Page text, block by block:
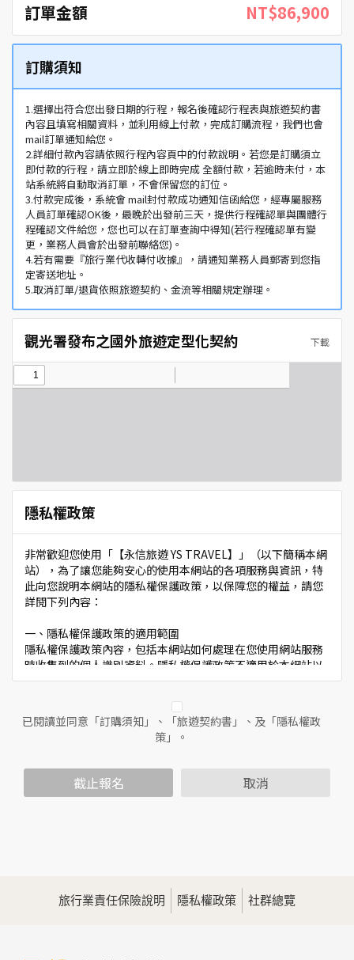
訂單金額 NT$86,900
訂購須知
1.選擇出符合您出發日期的行程，報名後確認行程表與旅遊契約書
內容且填寫相關資料，並利用線上付款，完成訂購流程，我們也會
mail訂單通知給您。
2.詳細付款內容請依照行程內容頁中的付款說明。若您是訂購須立
即付款的行程，請立即於線上即時完成 全額付款，若逾時未付，本
站系統將自動取消訂單，不會保留您的訂位。
3.付款完成後，系統會 mail封付款成功通知信函給您，經專屬服務
人員訂單確認OK後，最晚於出發前三天，提供行程確認單與團體行
程確認文件給您，您也可以在訂單查詢中得知(若行程確認單有變
更，業務人員會於出發前聯絡您)。
4.若有需要『旅行業代收轉付收據』，請通知業務人員郵寄到您指
定寄送地址。
5.取消訂單/退貨依照旅遊契約、金流等相關規定辦理。
觀光署發布之國外旅遊定型化契約 下載
隱私權政策
非常歡迎您使用「【永信旅遊 YS TRAVEL】」（以下簡稱本網
站），為了讓您能夠安心的使用本網站的各項服務與資訊，特
此向您說明本網站的隱私權保護政策，以保障您的權益，請您
詳閱下列內容：
一、隱私權保護政策的適用範圍
隱私權保護政策內容，包括本網站如何處理在您使用網站服務
時收集到的個人識別資料。隱私權保護政策不適用於本網站以
外的相關連結網站，也不適用於非本網站所委託或參與管理的
二、個人資料的蒐集、處理及利用方式
當您造訪本網站或使用本網站所提供之功能服務時，我們將視
範圍內處理及利用您的個人資料；非經您書面同意，本網站不
會將個人資料用於其他用途。
為提供精確的服務，我們會將收集的問卷調查內容進行統計與
分析，分析結果之統計數據或說明文字呈現，除供內部研究
已閱讀並同意「訂購須知」、「旅遊契約書」、及「隱私權政
策」。
截止報名 取消
旅行業責任保險說明 隱私權政策 社群總覽